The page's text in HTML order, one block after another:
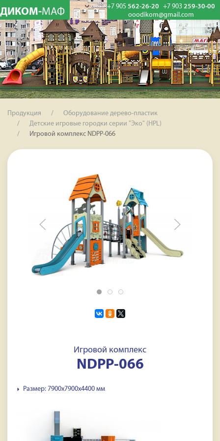
ДИКОМ-МАФ +7 905 562-26-20 +7 903 259-30-00
ooodikom@gmail.com
Продукция
Оборудование дерево-пластик
Детские игровые городки серии "Эко" (HPL)
Игровой комплекс NDPP-066
Игровой комплекс
NDPP-066
Размер: 7900х7900х4400 мм